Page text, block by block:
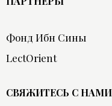
Фонд Ибн Сины
LectOrient
СВЯЖИТЕСЬ С НАМИ